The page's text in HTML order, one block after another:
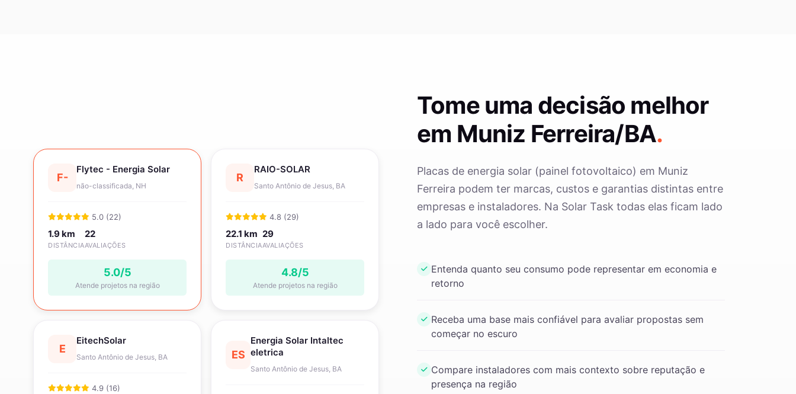
F-
Flytec - Energia Solar
não-classificada, NH
5.0 (22)
1.9 km
DISTÂNCIA
22
AVALIAÇÕES
5.0/5
Atende projetos na região
R
RAIO-SOLAR
Santo Antônio de Jesus, BA
4.8 (29)
22.1 km
DISTÂNCIA
29
AVALIAÇÕES
4.8/5
Atende projetos na região
E
EitechSolar
Santo Antônio de Jesus, BA
4.9 (16)
ES
Energia Solar Intaltec
eletrica
Santo Antônio de Jesus, BA
Tome uma decisão melhor
em Muniz Ferreira/BA.
Placas de energia solar (painel fotovoltaico) em Muniz
Ferreira podem ter marcas, custos e garantias distintas entre
empresas e instaladores. Na Solar Task todas elas ficam lado
a lado para você escolher.
Entenda quanto seu consumo pode representar em economia e
retorno
Receba uma base mais confiável para avaliar propostas sem
começar no escuro
Compare instaladores com mais contexto sobre reputação e
presença na região